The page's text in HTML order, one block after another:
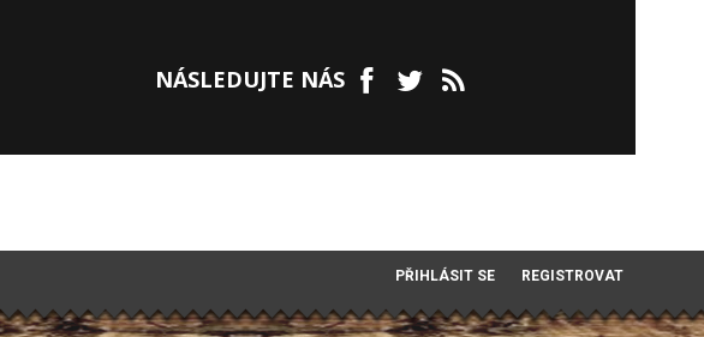
NÁSLEDUJTE NÁS
PŘIHLÁSIT SE REGISTROVAT